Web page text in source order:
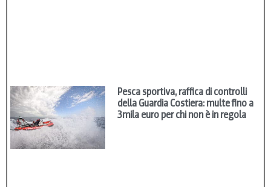
Pesca sportiva, raffica di controlli
della Guardia Costiera: multe fino a
3mila euro per chi non è in regola